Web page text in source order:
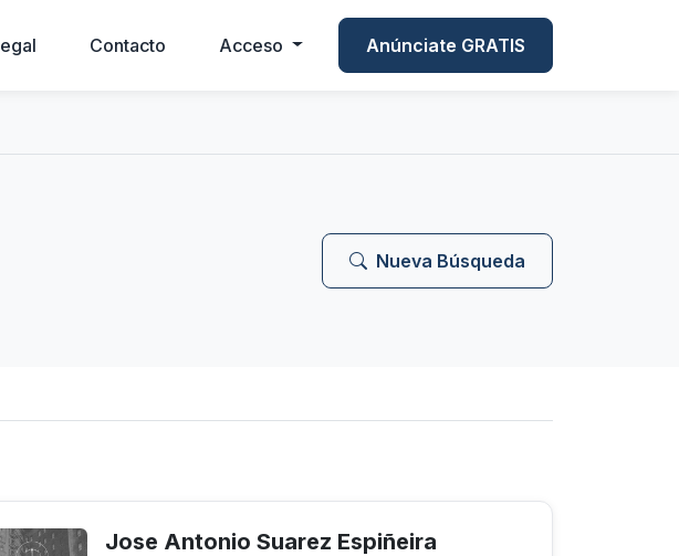
Contacto Acceso Anúnciate GRATIS
Nueva Búsqueda
Jose Antonio Suarez Espiñeira